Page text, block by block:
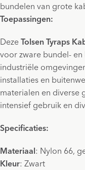
bundelen van grote
Toepassingen:
Deze Tolsen Tyraps
voor zware bundel-
industriële
installaties en
materialen en diverse
intensief gebruik en
Specificaties:
Materiaal: Nylon 66,
Kleur: Zwart